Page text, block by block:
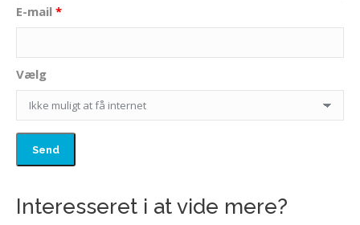
E-mail *
Vælg
Interesseret i at vide mere?